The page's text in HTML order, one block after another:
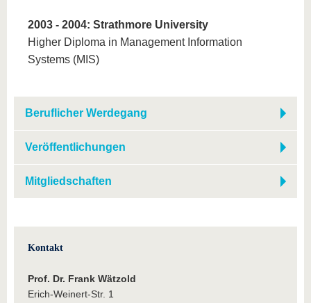
2003 - 2004: Strathmore University
Higher Diploma in Management Information
Systems (MIS)
Beruflicher Werdegang
Veröffentlichungen
Mitgliedschaften
Kontakt
Prof. Dr. Frank Wätzold
Erich-Weinert-Str. 1